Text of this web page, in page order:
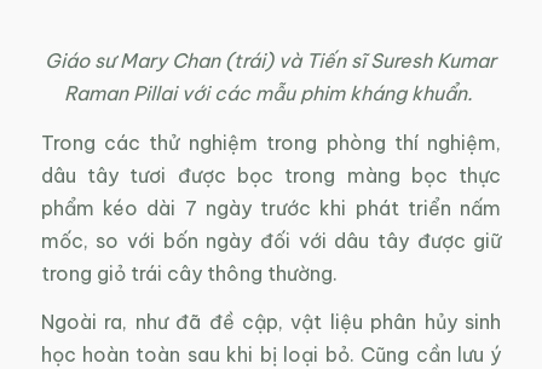
Giáo sư Mary Chan (trái) và Tiến sĩ Suresh Kumar
Raman Pillai với các mẫu phim kháng khuẩn.
Trong các thử nghiệm trong phòng thí nghiệm,
dâu tây tươi được bọc trong màng bọc thực
phẩm kéo dài 7 ngày trước khi phát triển nấm
mốc, so với bốn ngày đối với dâu tây được giữ
trong giỏ trái cây thông thường.
Ngoài ra, như đã đề cập, vật liệu phân hủy sinh
học hoàn toàn sau khi bị loại bỏ. Cũng cần lưu ý